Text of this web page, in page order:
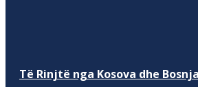
Të Rinjtë nga Kosova dhe